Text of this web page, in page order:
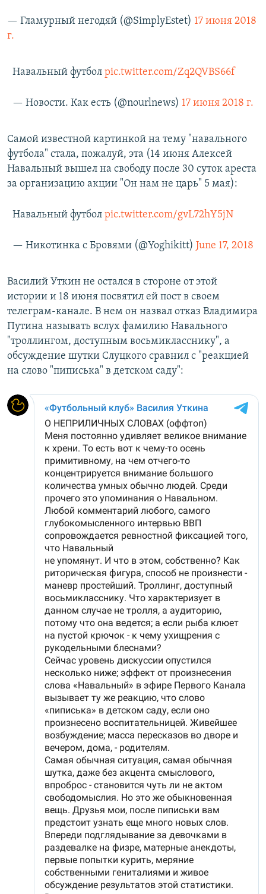
— Гламурный негодяй (@SimplyEstet) 17 июня 2018
г.
Навальный футбол pic.twitter.com/Zq2QVBS66f
— Новости. Как есть (@nourlnews) 17 июня 2018 г.
Самой известной картинкой на тему "навального
футбола" стала, пожалуй, эта (14 июня Алексей
Навальный вышел на свободу после 30 суток ареста
за организацию акции "Он нам не царь" 5 мая):
Навальный футбол pic.twitter.com/gvL72hY5jN
— Никотинка с Бровями (@Yoghikitt) June 17, 2018
Василий Уткин не остался в стороне от этой
истории и 18 июня посвятил ей пост в своем
телеграм-канале. В нем он назвал отказ Владимира
Путина называть вслух фамилию Навального
"троллингом, доступным восьмикласснику", а
обсуждение шутки Слуцкого сравнил с "реакцией
на слово "пиписька" в детском саду":